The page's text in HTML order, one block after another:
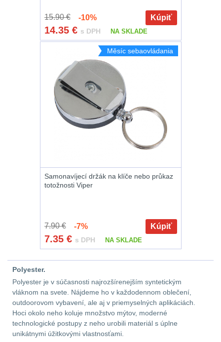
Nepromokavý potahy
a vaky18
Adaptéry33
164
Taktická pera
Na přežití25
DOPLNKY K
ZBRANIAM(661)
Montáže na zbraň
Montáže pro svítilny
18
Boční montáže11
15.90 €-10% Kúpiť
14.35 € s DPH NA SKLADE
Měsíc sebaovládania
Samonavíjecí držák na klíče nebo průkaz
totožnosti Viper
7.90 €-7% Kúpiť
7.35 € s DPH NA SKLADE
Polyester.
Polyester je v súčasnosti najrozšírenejším syntetickým
vláknom na svete. Nájdeme ho v každodennom oblečení,
outdoorovom vybavení, ale aj v priemyselných aplikáciách.
Hoci okolo neho koluje množstvo mýtov, moderné
technologické postupy z neho urobili materiál s úplne
unikátnymi úžitkovými vlastnosťami.